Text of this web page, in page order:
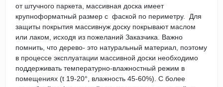
от штучного паркета, массивная доска имеет
крупноформатный размер с фаской по периметру. Для
защиты покрытия массивнуж доску покрывают маслом
или лаком, исходя из пожеланий Заказчика. Важно
помнить, что дерево- это натуральный материал, поэтому
в процессе эксплуатации массивной доски необходимо
поддерживать температурно-влажностный режим в
помещениях (t 19-20°, влажность 45-60%). С более